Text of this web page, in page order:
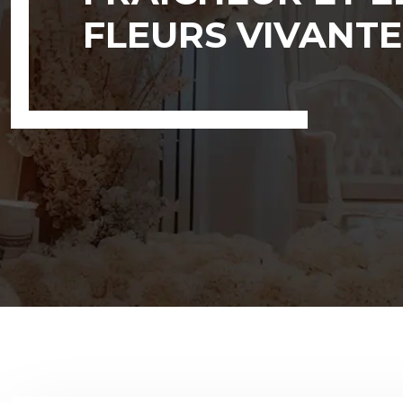
FLEURS